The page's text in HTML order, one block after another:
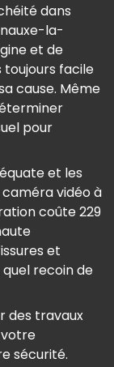
dans
la-
et de
toujours facile
cause. Même
pour
et les
caméra vidéo à
coûte 229
et
recoin de
des travaux
sécurité.